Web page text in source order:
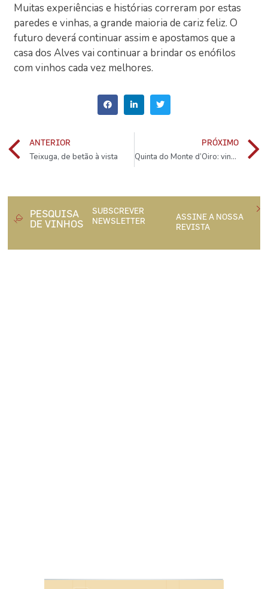
Muitas experiências e histórias correram por estas
paredes e vinhas, a grande maioria de cariz feliz. O
futuro deverá continuar assim e apostamos que a
casa dos Alves vai continuar a brindar os enófilos
com vinhos cada vez melhores.
ANTERIOR
Teixuga, de betão à vista
PRÓXIMO
Quinta do Monte d’Oiro: vinho, uma paixão de pai para filho
PESQUISA
DE VINHOS
SUBSCREVER
NEWSLETTER
ASSINE A NOSSA
REVISTA